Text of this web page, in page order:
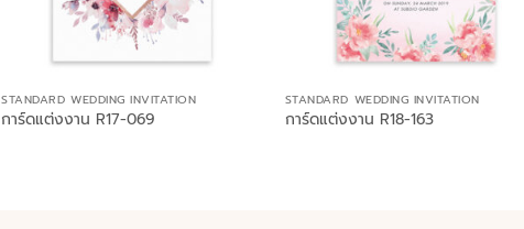
STANDARD WEDDING INVITATION
การ์ดแต่งงาน R17-069
STANDARD WEDDING INVITATION
การ์ดแต่งงาน R18-163